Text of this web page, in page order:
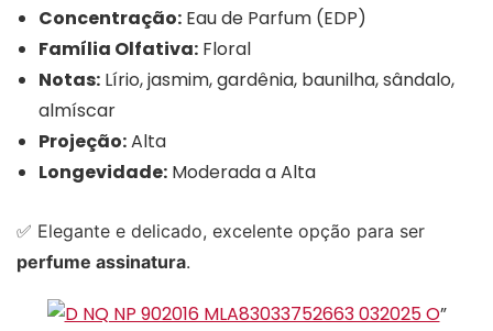
Concentração: Eau de Parfum (EDP)
Família Olfativa: Floral
Notas: Lírio, jasmim, gardênia, baunilha, sândalo,
almíscar
Projeção:Alta
Longevidade: Moderada a Alta
✅ Elegante e delicado, excelente opção para ser
perfume assinatura.
”